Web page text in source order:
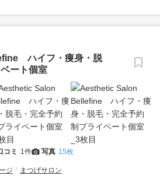
ハイフ・痩身・脱
ート個室
コミ 1件 写真 15枚
ジ まつげサロン